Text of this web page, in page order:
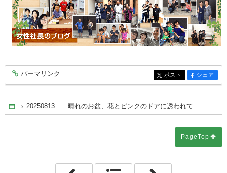
entry9833
パーマリンク entry9833
ポスト entry9833
シェア
Home
20250813 晴れのお盆、花とピンクのドアに誘われて
PageTop
「20250812 国勢調査2025 ― 回答は義